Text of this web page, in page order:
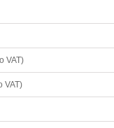
VAT)
VAT)